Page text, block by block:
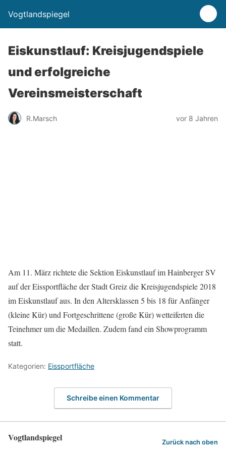
Vogtlandspiegel
Eiskunstlauf: Kreisjugendspiele
und erfolgreiche
Vereinsmeisterschaft
R.Marsch vor 8 Jahren
Am 11. März richtete die Sektion Eiskunstlauf im Hainberger SV
auf der Eissportfläche der Stadt Greiz die Kreisjugendspiele 2018
im Eiskunstlauf aus. In den Altersklassen 5 bis 18 für Anfänger
(kleine Kür) und Fortgeschrittene (große Kür) wetteiferten die
Teinehmer um die Medaillen. Zudem fand ein Showprogramm
statt.
Kategorien: Eissportfläche
Schreibe einen Kommentar
Vogtlandspiegel Zurück nach oben